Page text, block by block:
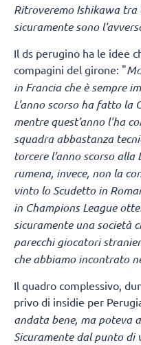
Ritroveremo Ishikawa
sicuramente sono
Il ds perugino ha le idee
compagini del girone: "
in Francia che è sempre
L'anno scorso ha fatto la
mentre quest'anno l'ha
squadra abbastanza
torcere l'anno scorso alla
rumena, invece, non la
vinto lo Scudetto in
in Champions League
sicuramente una società
parecchi giocatori
che abbiamo incontrato
Il quadro complessivo,
privo di insidie per
andata bene, ma poteva
Sicuramente dal punto di